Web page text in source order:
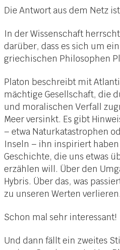
Die Antwort aus dem Netz
In der Wissenschaft
darüber, dass es sich um
griechischen Philosophen
Platon beschreibt mit
mächtige Gesellschaft, die
und moralischen Verfall
Meer versinkt. Es gibt
– etwa Naturkatastrophen
Inseln – ihn inspiriert
Geschichte, die uns etwas
erzählen will. Über den
Hybris. Über das, was
zu unseren Werten verlieren.
Schon mal sehr interessant!
Und dann fällt ein zweites